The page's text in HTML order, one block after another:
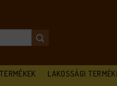
LAKOSSÁGI